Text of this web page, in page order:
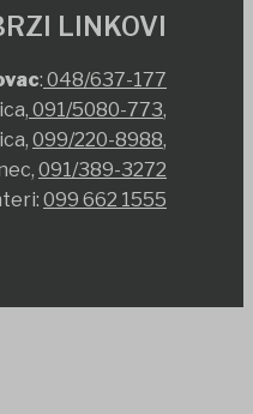
LINKOVI
: 048/637-177
091/5080-773,
099/220-8988,
091/389-3272
099 662 1555